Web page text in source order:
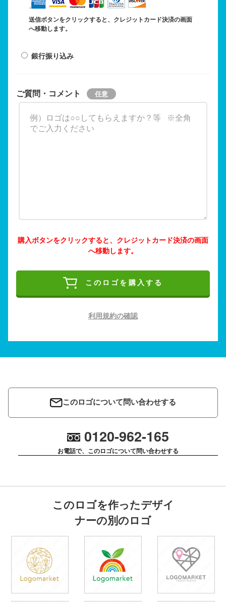
送信ボタンをクリックすると、クレジットカード決済の画面
へ移動します。
銀行振り込み
ご質問・コメント
購入ボタンをクリックすると、クレジットカード決済の画面
へ移動します。
このロゴを購入する
利用規約の確認
このロゴについて問い合わせする
0120-962-165
お電話で、このロゴについて問い合わせする
このロゴを作ったデザイ
ナーの別のロゴ